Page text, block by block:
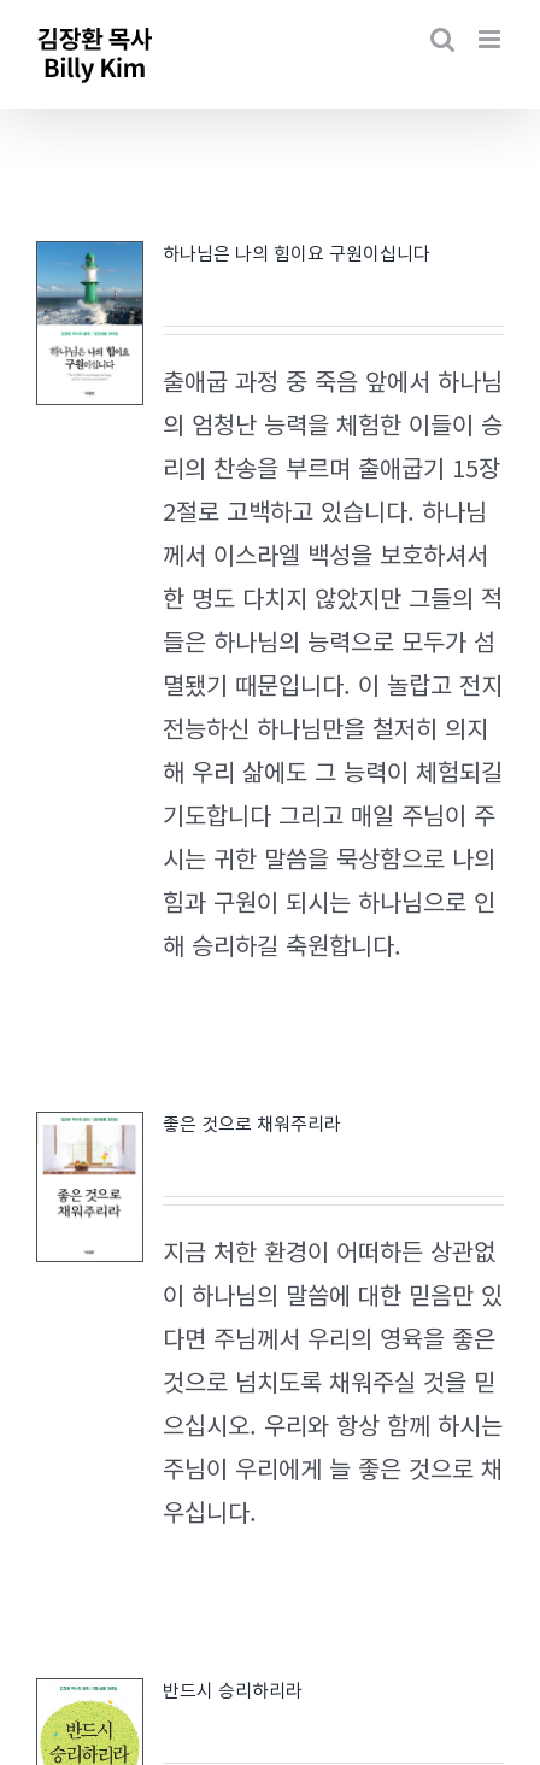
Skip
하나님은 나의 힘이요 구원이십니다
출애굽 과정 중 죽음 앞에서 하나님
의 엄청난 능력을 체험한 이들이 승
리의 찬송을 부르며 출애굽기 15장
2절로 고백하고 있습니다. 하나님
께서 이스라엘 백성을 보호하셔서
한 명도 다치지 않았지만 그들의 적
들은 하나님의 능력으로 모두가 섬
멸됐기 때문입니다. 이 놀랍고 전지
전능하신 하나님만을 철저히 의지
해 우리 삶에도 그 능력이 체험되길
기도합니다 그리고 매일 주님이 주
시는 귀한 말씀을 묵상함으로 나의
힘과 구원이 되시는 하나님으로 인
해 승리하길 축원합니다.
좋은 것으로 채워주리라
지금 처한 환경이 어떠하든 상관없
이 하나님의 말씀에 대한 믿음만 있
다면 주님께서 우리의 영육을 좋은
것으로 넘치도록 채워주실 것을 믿
으십시오. 우리와 항상 함께 하시는
주님이 우리에게 늘 좋은 것으로 채
우십니다.
반드시 승리하리라